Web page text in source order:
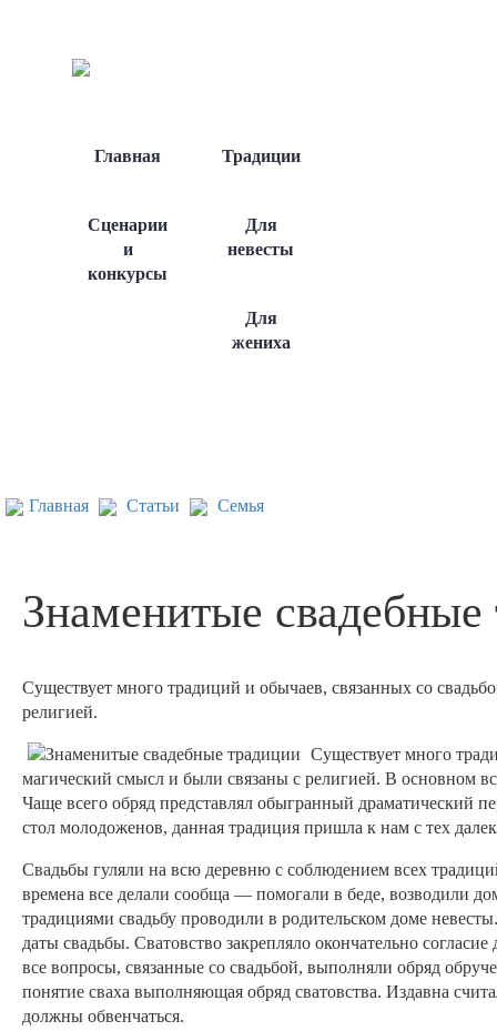
Главная Традиции
Сценарии
и
конкурсы
Для
невесты
Для
жениха
Главная Статьи Семья
Знаменитые свадебные
Существует много традиций и обычаев, связанных со
религией.
Существует много
магический смысл и были связаны с религией. В основном
Чаще всего обряд представлял обыгранный драматический
стол молодоженов, данная традиция пришла к нам с тех
Свадьбы гуляли на всю деревню с соблюдением всех
времена все делали сообща — помогали в беде, возводили
традициями свадьбу проводили в родительском доме
даты свадьбы. Сватовство закрепляло окончательно
все вопросы, связанные со свадьбой, выполняли обряд
понятие сваха выполняющая обряд сватовства. Издавна
должны обвенчаться.